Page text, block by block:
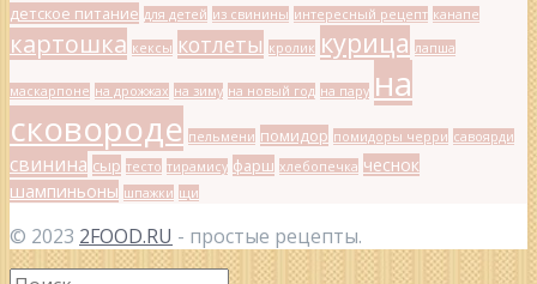
детское питание для детей из свинины интересный рецепт канапе
картошка кексы котлеты кролик курица лапша
маскарпоне на дрожжах на зиму на новый год на пару на
сковороде пельмени помидор помидоры черри савоярди
свинина сыр тесто тирамису фарш хлебопечка чеснок
шампиньоны шпажки щи
© 2023 2FOOD.RU - простые рецепты.